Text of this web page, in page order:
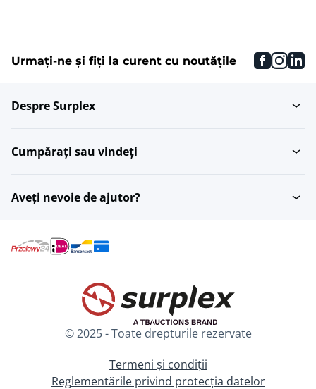
Iluminat de urgen?a Spoturi
Lampi de podea
Abajururi ?i baze pentru
lampi
Veioze
Urmați-ne și fiți la curent cu noutățile
Despre Surplex
Cumpărați sau vindeți
Aveți nevoie de ajutor?
© 2025 - Toate drepturile rezervate
Termeni și condiții
Reglementările privind protecția datelor